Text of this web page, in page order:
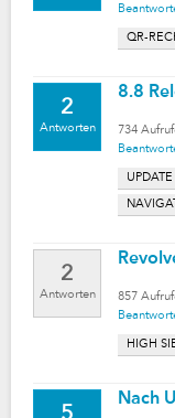
QR-
2
Antworten
8.8
734
UPDATE
2
Antworten 857
HIGH
Nach